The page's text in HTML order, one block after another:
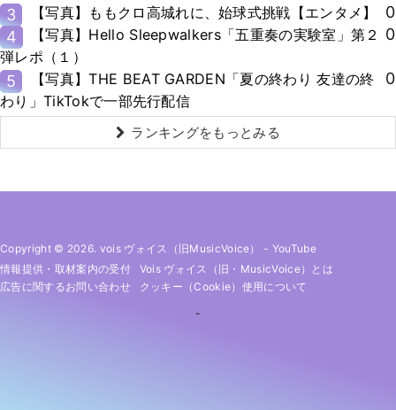
3 【写真】ももクロ高城れに、始球式挑戦【エンタメ】
0
4
【写真】Hello Sleepwalkers「五重奏の実験室」第２
弾レポ（１）
0
5
【写真】THE BEAT GARDEN「夏の終わり 友達の終
わり」TikTokで一部先行配信
0
ランキングをもっとみる
Copyright © 2026. vois ヴォイス（旧MusicVoice） - YouTube
情報提供・取材案内の受付
Vois ヴォイス（旧・MusicVoice）とは
広告に関するお問い合わせ
クッキー（cookie）使用について
-